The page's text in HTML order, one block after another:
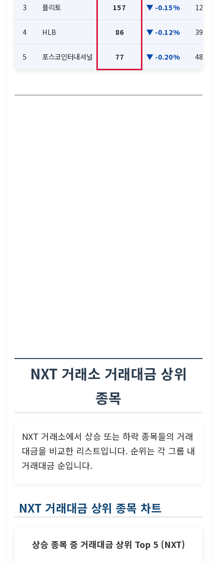
3 플리토 157 -0.15% 12,880
4 HLB 86 -0.12% 39,300
5 포스코인터내셔널 77 -0.20% 48,900
NXT 거래소 거래대금 상위
종목
NXT 거래소에서 상승 또는 하락 종목들의 거래
대금을 비교한 리스트입니다. 순위는 각 그룹 내
거래대금 순입니다.
NXT 거래대금 상위 종목 차트
상승 종목 중 거래대금 상위 Top 5 (NXT)